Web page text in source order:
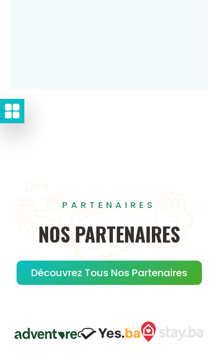
PARTENAIRES
NOS PARTENAIRES
Découvrez Tous Nos Partenaires